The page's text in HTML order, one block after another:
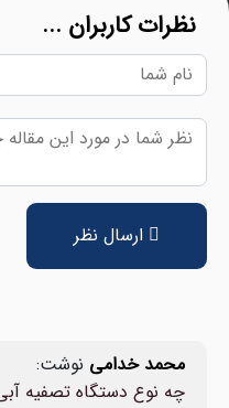
نظرات کاربران ...
ارسال نظر
محمد خدامی نوشت:
چه نوع دستگاه تصفیه